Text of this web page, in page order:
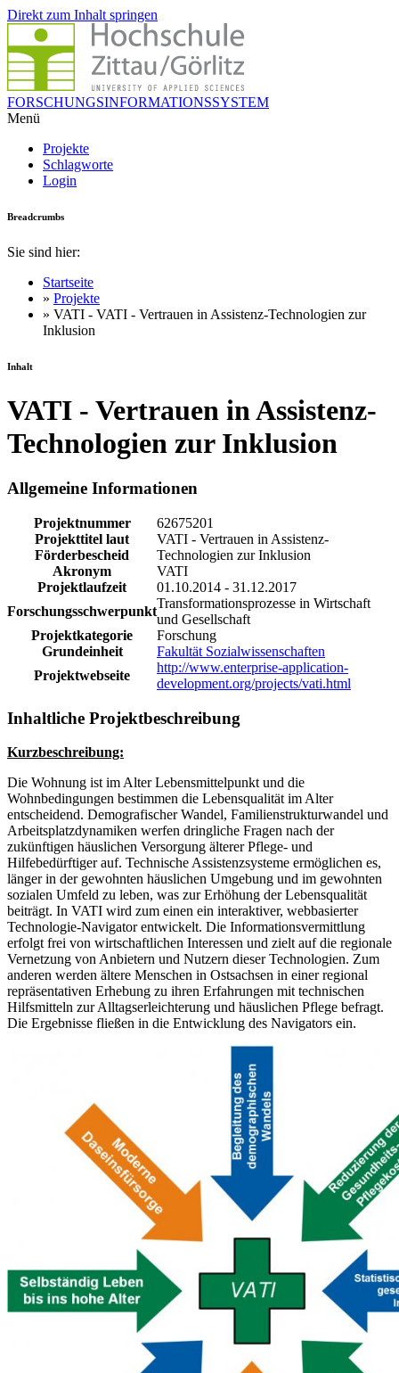
Direkt zum Inhalt springen
FORSCHUNGSINFORMATIONSSYSTEM
Menü
Projekte
Schlagworte
Login
Breadcrumbs
Sie sind hier:
Startseite
» Projekte
» VATI - VATI - Vertrauen in Assistenz-Technologien zur
Inklusion
Inhalt
VATI - Vertrauen in Assistenz-
Technologien zur Inklusion
Allgemeine Informationen
Projektnummer
62675201
Projekttitel laut
Förderbescheid
VATI - Vertrauen in Assistenz-
Technologien zur Inklusion
Akronym
VATI
Projektlaufzeit
01.10.2014 - 31.12.2017
Forschungsschwerpunkt
Transformationsprozesse in Wirtschaft
und Gesellschaft
Projektkategorie
Forschung
Grundeinheit
Fakultät Sozialwissenschaften
Projektwebseite
http://www.enterprise-application-
development.org/projects/vati.html
Inhaltliche Projektbeschreibung
Kurzbeschreibung:
Die Wohnung ist im Alter Lebensmittelpunkt und die
Wohnbedingungen bestimmen die Lebensqualität im Alter
entscheidend. Demografischer Wandel, Familienstrukturwandel und
Arbeitsplatzdynamiken werfen dringliche Fragen nach der
zukünftigen häuslichen Versorgung älterer Pflege- und
Hilfebedürftiger auf. Technische Assistenzsysteme ermöglichen es,
länger in der gewohnten häuslichen Umgebung und im gewohnten
sozialen Umfeld zu leben, was zur Erhöhung der Lebensqualität
beiträgt. In VATI wird zum einen ein interaktiver, webbasierter
Technologie-Navigator entwickelt. Die Informationsvermittlung
erfolgt frei von wirtschaftlichen Interessen und zielt auf die regionale
Vernetzung von Anbietern und Nutzern dieser Technologien. Zum
anderen werden ältere Menschen in Ostsachsen in einer regional
repräsentativen Erhebung zu ihren Erfahrungen mit technischen
Hilfsmitteln zur Alltagserleichterung und häuslichen Pflege befragt.
Die Ergebnisse fließen in die Entwicklung des Navigators ein.